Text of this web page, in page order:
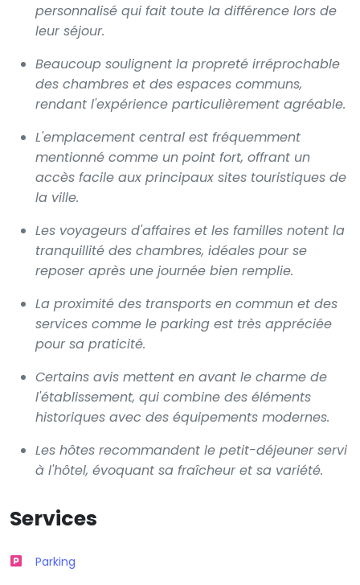
personnalisé qui fait toute la différence lors de
leur séjour.
Beaucoup soulignent la propreté irréprochable
des chambres et des espaces communs,
rendant l'expérience particulièrement agréable.
L'emplacement central est fréquemment
mentionné comme un point fort, offrant un
accès facile aux principaux sites touristiques de
la ville.
Les voyageurs d'affaires et les familles notent la
tranquillité des chambres, idéales pour se
reposer après une journée bien remplie.
La proximité des transports en commun et des
services comme le parking est très appréciée
pour sa praticité.
Certains avis mettent en avant le charme de
l'établissement, qui combine des éléments
historiques avec des équipements modernes.
Les hôtes recommandent le petit-déjeuner servi
à l'hôtel, évoquant sa fraîcheur et sa variété.
Services
Parking